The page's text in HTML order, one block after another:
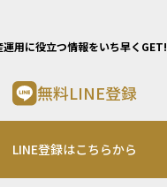
運用に役立つ情報をいち早くGET!
無料LINE登録
LINE登録はこちらから